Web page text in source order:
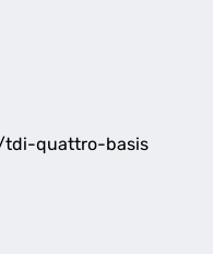
tdi-quattro-basis